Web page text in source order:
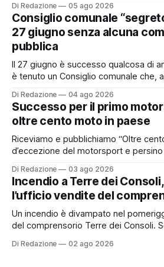
possibile adesione del Comune alla
“rottamazione quinquies” dei carichi
Riscossione. Prima, però, c’è un tema
Di Redazione 05 ago 2026
Consiglio comunale
27 giugno senza alcuna
pubblica
Il 27 giugno è successo qualcosa di
è tenuto un Consiglio comunale che,
pubblicamente comunicato ai cittadini
Pretorio. Un’anomalia che merita
comunale è, per sua natura,
Di Redazione 04 ago 2026
Successo per il primo
oltre cento moto in paese
Riceviamo e pubblichiamo “Oltre
d’eccezione del motorsport e
organizzato da TBM a Monterosi, un
superato le aspettative degli
appassionati delle due ruote da tutto
limitrofe. Per
Di Redazione 03 ago 2026
Incendio a Terre dei
l’ufficio vendite del
Un incendio è divampato nel
del comprensorio Terre dei Consoli.
struttura adibita a ufficio vendite. Sul
Di Redazione 02 ago 2026